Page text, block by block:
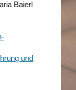
Baierl
und